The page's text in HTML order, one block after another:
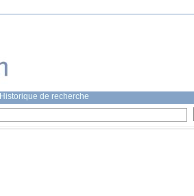
Historique de recherche